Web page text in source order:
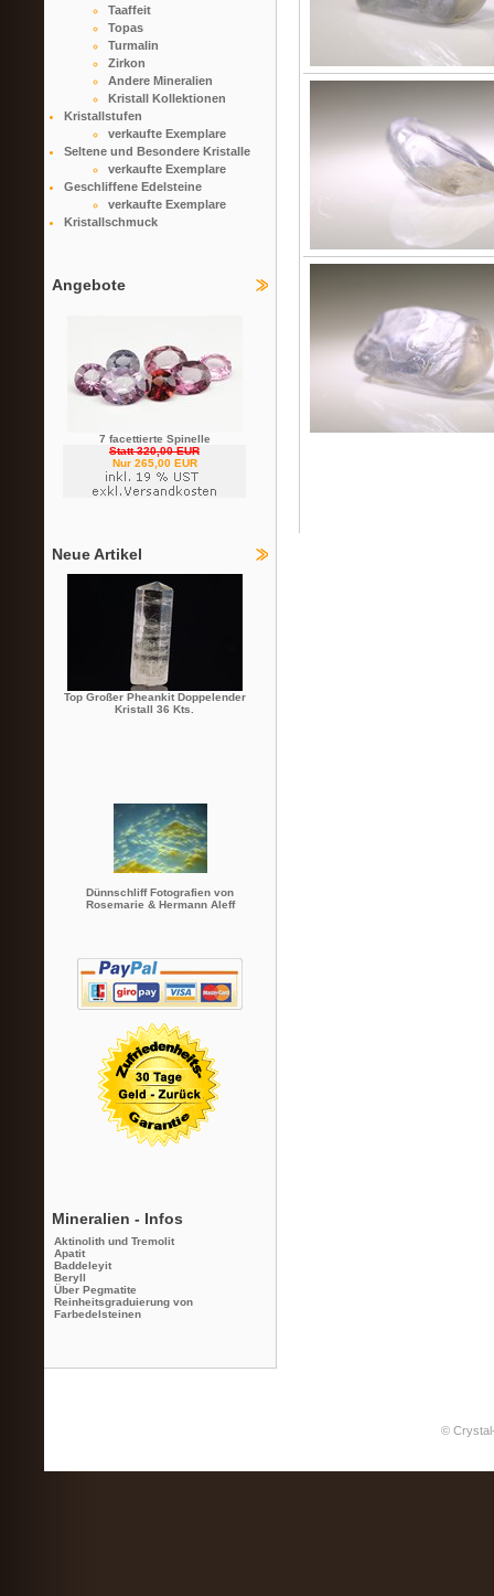
Taaffeit
Topas
Turmalin
Zirkon
Andere Mineralien
Kristall Kollektionen
Kristallstufen
verkaufte Exemplare
Seltene und Besondere Kristalle
verkaufte Exemplare
Geschliffene Edelsteine
verkaufte Exemplare
Kristallschmuck
Angebote
7 facettierte Spinelle
Statt 320,00 EUR
Nur 265,00 EUR
Neue Artikel
Top Großer Pheankit Doppelender
Kristall 36 Kts.
Dünnschliff Fotografien von
Rosemarie & Hermann Aleff
Mineralien - Infos
Aktinolith und Tremolit
Apatit
Baddeleyit
Beryll
Über Pegmatite
Reinheitsgraduierung von
Farbedelsteinen
©